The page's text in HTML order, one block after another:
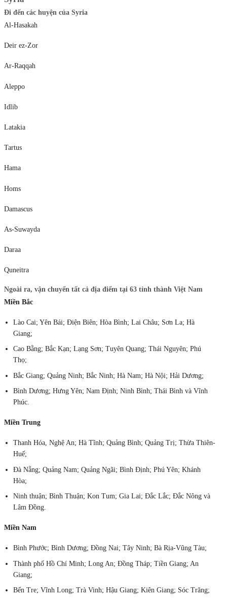
Đi đến các huyện của Syria
Al-Hasakah
Deir ez-Zor
Ar-Raqqah
Aleppo
Idlib
Latakia
Tartus
Hama
Homs
Damascus
As-Suwayda
Daraa
Quneitra
Ngoài ra, vận chuyển tất cả địa điểm tại 63 tỉnh thành Việt Nam
Miền Bắc
Lào Cai; Yên Bái; Điện Biên; Hòa Bình; Lai Châu; Sơn La; Hà
Giang;
Cao Bằng; Bắc Kạn; Lạng Sơn; Tuyên Quang; Thái Nguyên; Phú
Thọ;
Bắc Giang; Quảng Ninh; Bắc Ninh; Hà Nam; Hà Nội; Hải Dương;
Bình Dương; Hưng Yên; Nam Định; Ninh Bình; Thái Bình và Vĩnh
Phúc.
Miền Trung
Thanh Hóa, Nghệ An; Hà Tĩnh; Quảng Bình; Quảng Trị; Thừa Thiên-
Huế;
Đà Nẵng; Quảng Nam; Quảng Ngãi; Bình Định; Phú Yên; Khánh
Hòa;
Ninh thuận; Bình Thuận; Kon Tum; Gia Lai; Đắc Lắc; Đắc Nông và
Lâm Đồng.
Miền Nam
Bình Phước; Bình Dương; Đồng Nai; Tây Ninh; Bà Rịa-Vũng Tàu;
Thành phố Hồ Chí Minh; Long An; Đồng Tháp; Tiền Giang; An
Giang;
Bến Tre; Vĩnh Long; Trà Vinh; Hậu Giang; Kiên Giang; Sóc Trăng;